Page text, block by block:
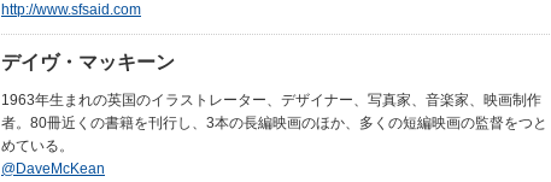
http://www.sfsaid.com
デイヴ・マッキーン
1963年生まれの英国のイラストレーター、デザイナー、写真家、音楽家、映画制作
者。80冊近くの書籍を刊行し、3本の長編映画のほか、多くの短編映画の監督をつと
めている。
@DaveMcKean